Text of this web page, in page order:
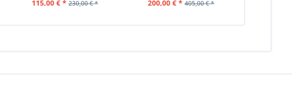
115,00 € * 230,00 € * 200,00 € * 405,00 € *